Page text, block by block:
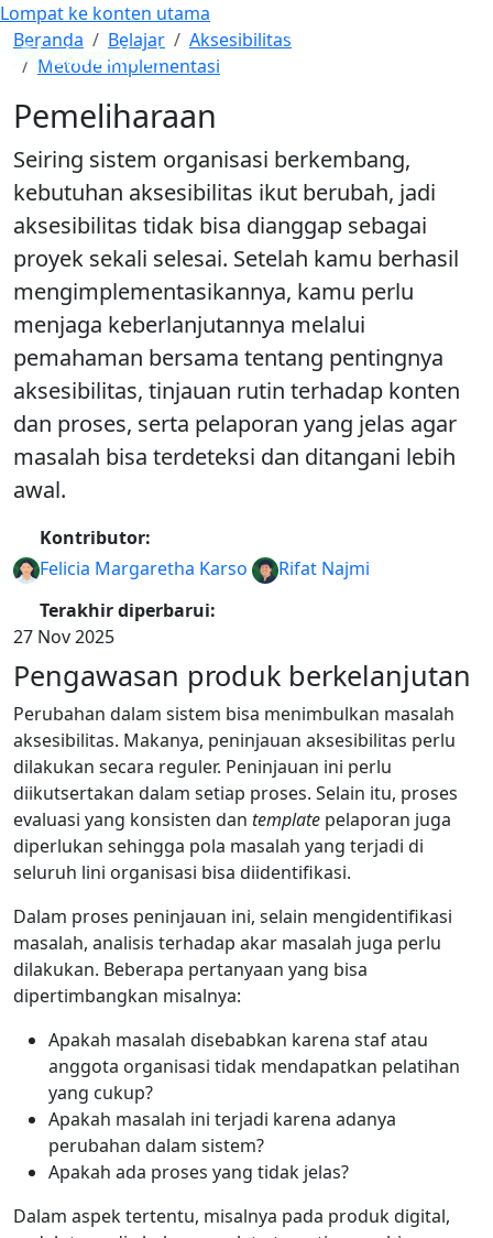
Lompat ke konten utama
Cari
Beranda Belajar
Aksesibilitas
Metode implementasi
Pemeliharaan
Pemeliharaan
Seiring sistem organisasi berkembang,
kebutuhan aksesibilitas ikut berubah, jadi
aksesibilitas tidak bisa dianggap sebagai
proyek sekali selesai. Setelah kamu berhasil
mengimplementasikannya, kamu perlu
menjaga keberlanjutannya melalui
pemahaman bersama tentang pentingnya
aksesibilitas, tinjauan rutin terhadap konten
dan proses, serta pelaporan yang jelas agar
masalah bisa terdeteksi dan ditangani lebih
awal.
Kontributor:
Felicia Margaretha Karso
Rifat Najmi
Terakhir diperbarui:
27 Nov 2025
Pengawasan produk berkelanjutan
Perubahan dalam sistem bisa menimbulkan masalah
aksesibilitas. Makanya, peninjauan aksesibilitas perlu
dilakukan secara reguler. Peninjauan ini perlu
diikutsertakan dalam setiap proses. Selain itu, proses
evaluasi yang konsisten dan template pelaporan juga
diperlukan sehingga pola masalah yang terjadi di
seluruh lini organisasi bisa diidentifikasi.
Dalam proses peninjauan ini, selain mengidentifikasi
masalah, analisis terhadap akar masalah juga perlu
dilakukan. Beberapa pertanyaan yang bisa
dipertimbangkan misalnya:
Apakah masalah disebabkan karena staf atau
anggota organisasi tidak mendapatkan pelatihan
yang cukup?
Apakah masalah ini terjadi karena adanya
perubahan dalam sistem?
Apakah ada proses yang tidak jelas?
Dalam aspek tertentu, misalnya pada produk digital,